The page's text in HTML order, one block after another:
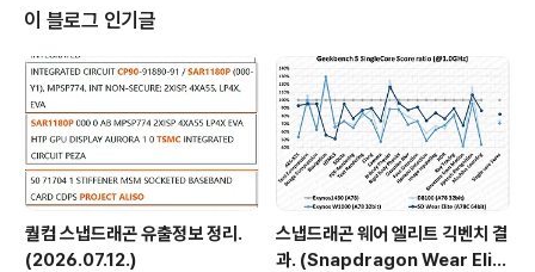
의 316 PPI (1280 x 720, 4.65인치) 다이아몬드 펜타
일은 갤럭시S4의 441 PPI (1920 x 1080, 4.99인치) 8.
4인치가 다이아몬드 펜타일로 나왔다는건 S-stripe 타입
으로 대형패널에서 359 PPI가 힘들다는..
이 블로그 인기글
퀄컴 스냅드래곤 유출정보 정리.
(2026.07.12.)
스냅드래곤 웨어 엘리트 긱벤치 결
과. (Snapdragon Wear Elit